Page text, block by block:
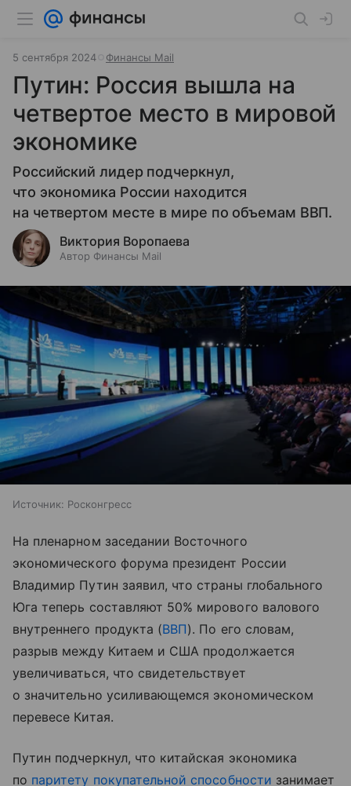
5 сентября 2024 Финансы Mail
Путин: Россия вышла на
четвертое место в мировой
экономике
Российский лидер подчеркнул,
что экономика России находится
на четвертом месте в мире по объемам ВВП.
Виктория Воропаева
Автор Финансы Mail
Источник: Росконгресс
На пленарном заседании Восточного
экономического форума президент России
Владимир Путин заявил, что страны глобального
Юга теперь составляют 50% мирового валового
внутреннего продукта (ВВП). По его словам,
разрыв между Китаем и США продолжается
увеличиваться, что свидетельствует
о значительно усиливающемся экономическом
перевесе Китая.
Путин подчеркнул, что китайская экономика
по паритету покупательной способности занимает